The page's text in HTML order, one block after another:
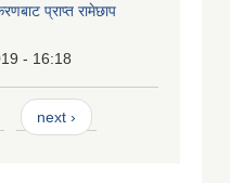
प्राप्त रामेछाप
- 16:18
next ›